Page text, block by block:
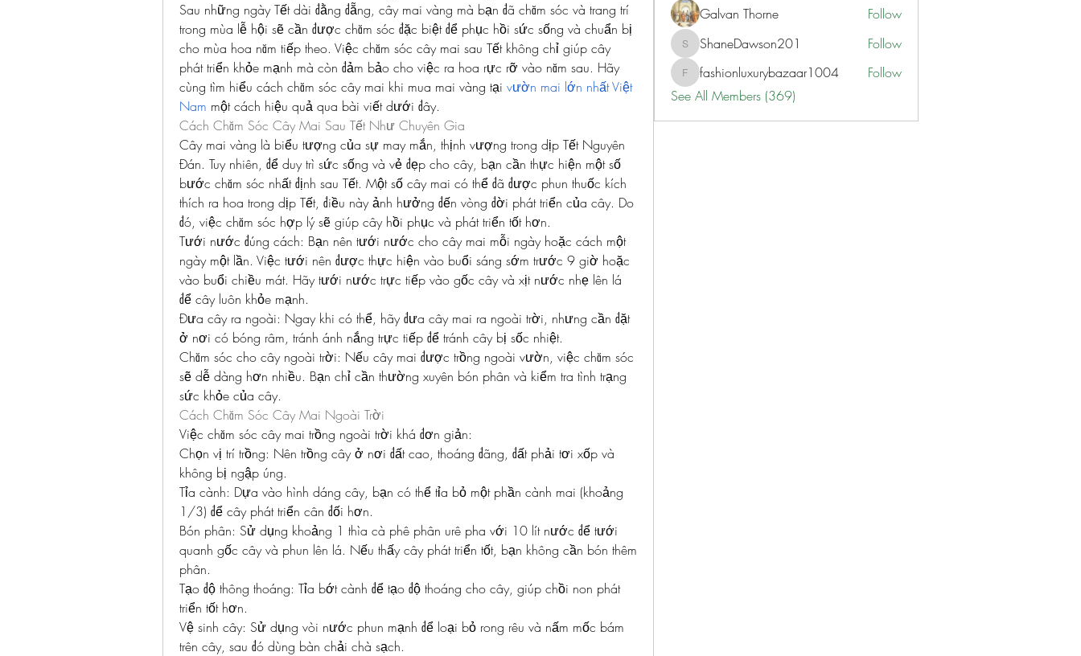
Sau những ngày Tết dài đằng đẵng, cây mai vàng mà bạn đã chăm sóc và trang trí
trong mùa lễ hội sẽ cần được chăm sóc đặc biệt để phục hồi sức sống và chuẩn bị
cho mùa hoa năm tiếp theo. Việc chăm sóc cây mai sau Tết không chỉ giúp cây
phát triển khỏe mạnh mà còn đảm bảo cho việc ra hoa rực rỡ vào năm sau. Hãy
cùng tìm hiểu cách chăm sóc cây mai khi mua mai vàng tại vườn mai lớn nhất Việt
Nam một cách hiệu quả qua bài viết dưới đây.
Cách Chăm Sóc Cây Mai Sau Tết Như Chuyên Gia
Cây mai vàng là biểu tượng của sự may mắn, thịnh vượng trong dịp Tết Nguyên
Đán. Tuy nhiên, để duy trì sức sống và vẻ đẹp cho cây, bạn cần thực hiện một số
bước chăm sóc nhất định sau Tết. Một số cây mai có thể đã được phun thuốc kích
thích ra hoa trong dịp Tết, điều này ảnh hưởng đến vòng đời phát triển của cây. Do
đó, việc chăm sóc hợp lý sẽ giúp cây hồi phục và phát triển tốt hơn.
Tưới nước đúng cách: Bạn nên tưới nước cho cây mai mỗi ngày hoặc cách một
ngày một lần. Việc tưới nên được thực hiện vào buổi sáng sớm trước 9 giờ hoặc
vào buổi chiều mát. Hãy tưới nước trực tiếp vào gốc cây và xịt nước nhẹ lên lá
để cây luôn khỏe mạnh.
Đưa cây ra ngoài: Ngay khi có thể, hãy đưa cây mai ra ngoài trời, nhưng cần đặt
ở nơi có bóng râm, tránh ánh nắng trực tiếp để tránh cây bị sốc nhiệt.
Chăm sóc cho cây ngoài trời: Nếu cây mai được trồng ngoài vườn, việc chăm sóc
sẽ dễ dàng hơn nhiều. Bạn chỉ cần thường xuyên bón phân và kiểm tra tình trạng
sức khỏe của cây.
Cách Chăm Sóc Cây Mai Ngoài Trời
Việc chăm sóc cây mai trồng ngoài trời khá đơn giản:
Chọn vị trí trồng: Nên trồng cây ở nơi đất cao, thoáng đãng, đất phải tơi xốp và
không bị ngập úng.
Tỉa cành: Dựa vào hình dáng cây, bạn có thể tỉa bỏ một phần cành mai (khoảng
1/3) để cây phát triển cân đối hơn.
Bón phân: Sử dụng khoảng 1 thìa cà phê phân urê pha với 10 lít nước để tưới
quanh gốc cây và phun lên lá. Nếu thấy cây phát triển tốt, bạn không cần bón thêm
phân.
Tạo độ thông thoáng: Tỉa bớt cành để tạo độ thoáng cho cây, giúp chồi non phát
triển tốt hơn.
Vệ sinh cây: Sử dụng vòi nước phun mạnh để loại bỏ rong rêu và nấm mốc bám
trên cây, sau đó dùng bàn chải chà sạch.
Galvan Thorne
Follow
ShaneDawson201
ShaneDawson201 Follow
fashionluxurybazaar1004
fashionluxurybazaar1004
Follow
See All Members (369)